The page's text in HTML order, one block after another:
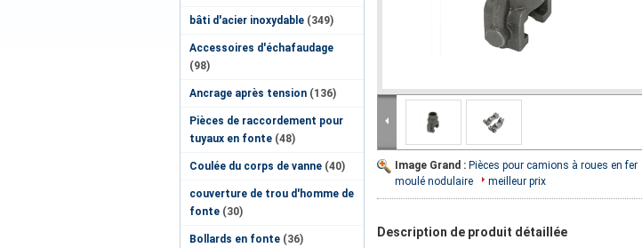
bâti d'acier inoxydable (349)
Accessoires d'échafaudage
(98)
Ancrage après tension (136)
Pièces de raccordement pour
tuyaux en fonte (48)
Coulée du corps de vanne (40)
couverture de trou d'homme de
fonte (30)
Bollards en fonte (36)
Image Grand : Pièces pour camions à roues en fer
moulé nodulaire
meilleur prix
Description de produit détaillée